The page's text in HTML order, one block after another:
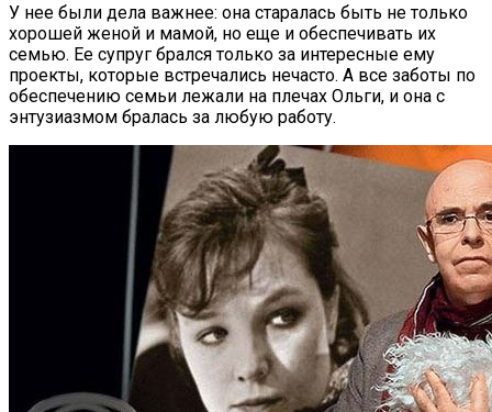
У нее были дела важнее: она старалась быть не только
хорошей женой и мамой, но еще и обеспечивать их
семью. Ее супруг брался только за интересные ему
проекты, которые встречались нечасто. А все заботы по
обеспечению семьи лежали на плечах Ольги, и она с
энтузиазмом бралась за любую работу.